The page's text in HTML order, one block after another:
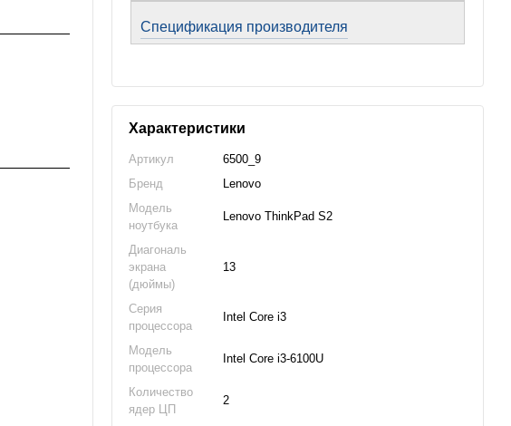
Спецификация производителя
Характеристики
Артикул
6500_9
Бренд
Lenovo
Модель
ноутбука
Lenovo ThinkPad S2
Диагональ
экрана
(дюймы)
13
Серия
процессора
Intel Core i3
Модель
процессора
Intel Core i3-6100U
Количество
ядер ЦП
2